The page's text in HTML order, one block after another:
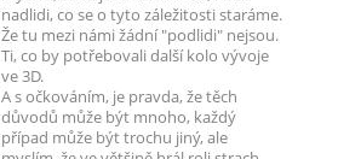
nadlidi, co se o tyto záležitosti staráme.
Že tu mezi námi žádní "podlidi" nejsou.
Ti, co by potřebovali další kolo vývoje
ve 3D.
A s očkováním, je pravda, že těch
důvodů může být mnoho, každý
případ může být trochu jiný, ale